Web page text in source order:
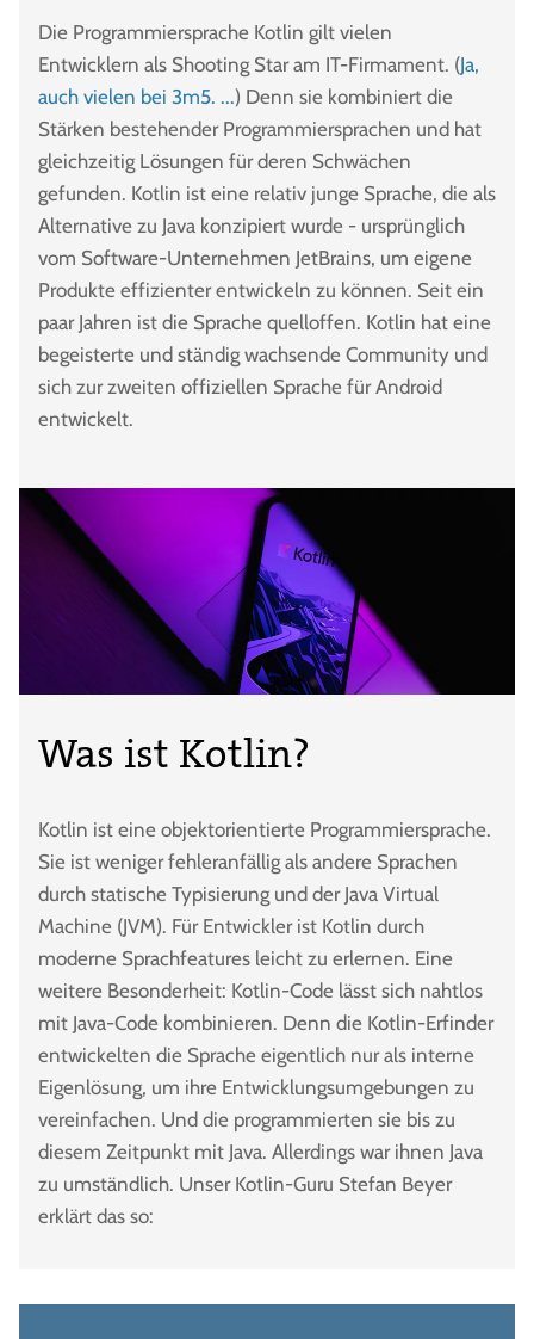
Die Programmiersprache Kotlin gilt vielen
Entwicklern als Shooting Star am IT-Firmament. (Ja,
auch vielen bei 3m5. ...) Denn sie kombiniert die
Stärken bestehender Programmiersprachen und hat
gleichzeitig Lösungen für deren Schwächen
gefunden. Kotlin ist eine relativ junge Sprache, die als
Alternative zu Java konzipiert wurde - ursprünglich
vom Software-Unternehmen JetBrains, um eigene
Produkte effizienter entwickeln zu können. Seit ein
paar Jahren ist die Sprache quelloffen. Kotlin hat eine
begeisterte und ständig wachsende Community und
sich zur zweiten offiziellen Sprache für Android
entwickelt.
Was ist Kotlin?
Kotlin ist eine objektorientierte Programmiersprache.
Sie ist weniger fehleranfällig als andere Sprachen
durch statische Typisierung und der Java Virtual
Machine (JVM). Für Entwickler ist Kotlin durch
moderne Sprachfeatures leicht zu erlernen. Eine
weitere Besonderheit: Kotlin-Code lässt sich nahtlos
mit Java-Code kombinieren. Denn die Kotlin-Erfinder
entwickelten die Sprache eigentlich nur als interne
Eigenlösung, um ihre Entwicklungsumgebungen zu
vereinfachen. Und die programmierten sie bis zu
diesem Zeitpunkt mit Java. Allerdings war ihnen Java
zu umständlich. Unser Kotlin-Guru Stefan Beyer
erklärt das so: